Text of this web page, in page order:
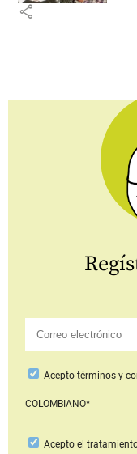
share
Aceptotérminos y
COLOMBIANO*
Acepto el